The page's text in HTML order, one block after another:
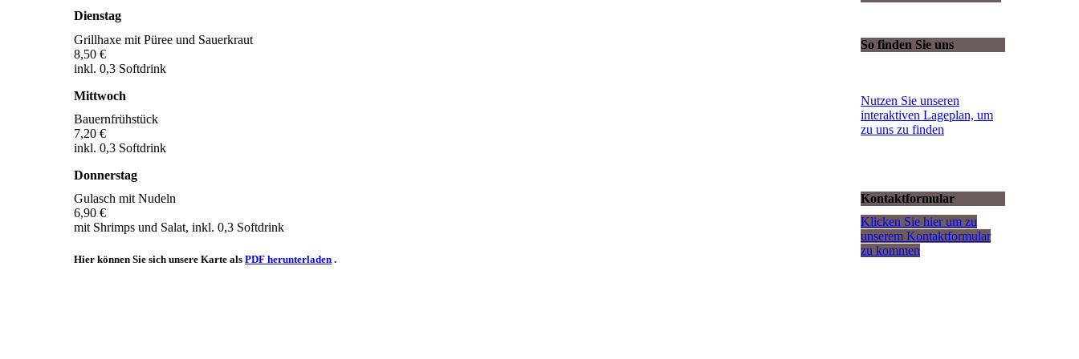
Dienstag
Grillhaxe mit Püree und Sauerkraut
8,50 €
inkl. 0,3 Softdrink
Mittwoch
Bauernfrühstück
7,20 €
inkl. 0,3 Softdrink
Donnerstag
Gulasch mit Nudeln
6,90 €
mit Shrimps und Salat, inkl. 0,3 Softdrink
Hier können Sie sich unsere Karte als PDF herunterladen .
So finden Sie uns
Nutzen Sie unseren
interaktiven La­ge­plan, um
zu uns zu finden
Kontaktformular
Klicken Sie hier um zu
unserem Kon­takt­for­mu­lar
zu kommen